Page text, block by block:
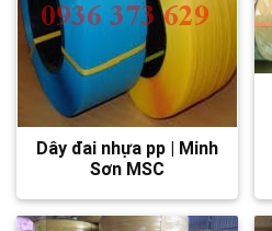
Dây đai nhựa pp | Minh
Sơn MSC